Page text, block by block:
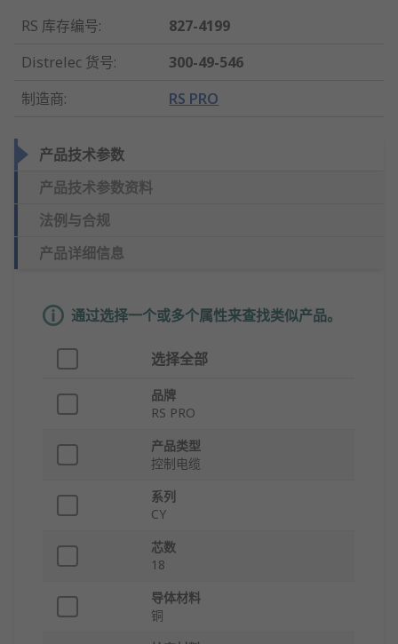
RS 库存编号:
827-4199
Distrelec 货号:
300-49-546
制造商: RS PRO
产品技术参数
产品技术参数资料
法例与合规
产品详细信息
通过选择一个或多个属性来查找类似产品。
选择全部
品牌
RS PRO
产品类型
控制电缆
系列
CY
芯数
18
导体材料
铜